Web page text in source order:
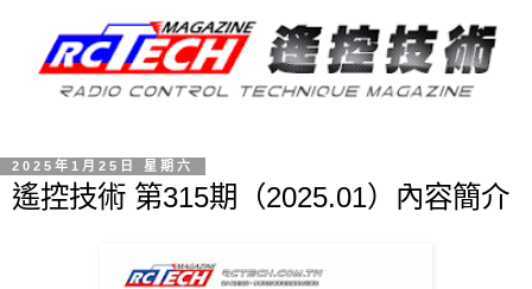
2025年1月25日 星期六
遙控技術 第315期（2025.01）內容簡介